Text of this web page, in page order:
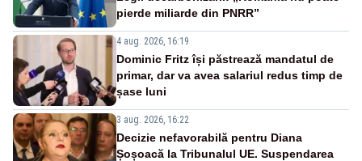
pierde miliarde din PNRR”
4 aug. 2026, 16:19
Dominic Fritz își păstrează mandatul de
primar, dar va avea salariul redus timp de
șase luni
3 aug. 2026, 16:22
Decizie nefavorabilă pentru Diana
Șoșoacă la Tribunalul UE. Suspendarea